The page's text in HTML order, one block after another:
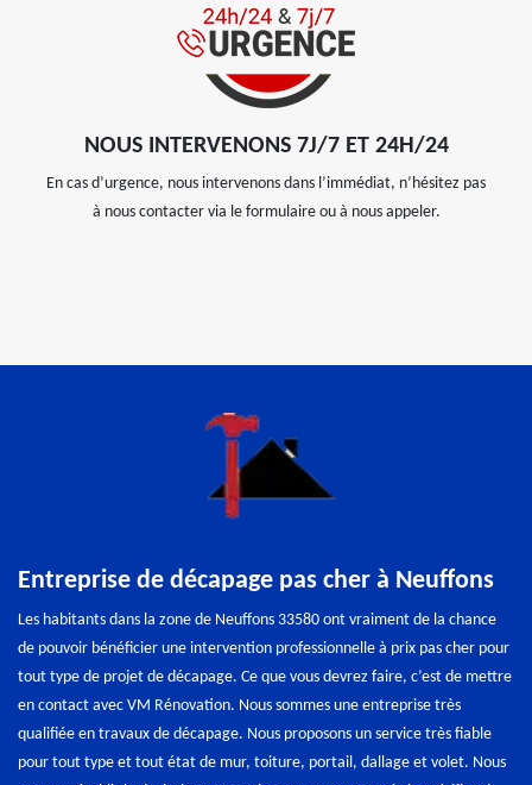
NOUS INTERVENONS 7J/7 ET 24H/24
En cas d’urgence, nous intervenons dans l’immédiat, n’hésitez pas
à nous contacter via le formulaire ou à nous appeler.
Entreprise de décapage pas cher à Neuffons
Les habitants dans la zone de Neuffons 33580 ont vraiment de la chance
de pouvoir bénéficier une intervention professionnelle à prix pas cher pour
tout type de projet de décapage. Ce que vous devrez faire, c’est de mettre
en contact avec VM Rénovation. Nous sommes une entreprise très
qualifiée en travaux de décapage. Nous proposons un service très fiable
pour tout type et tout état de mur, toiture, portail, dallage et volet. Nous